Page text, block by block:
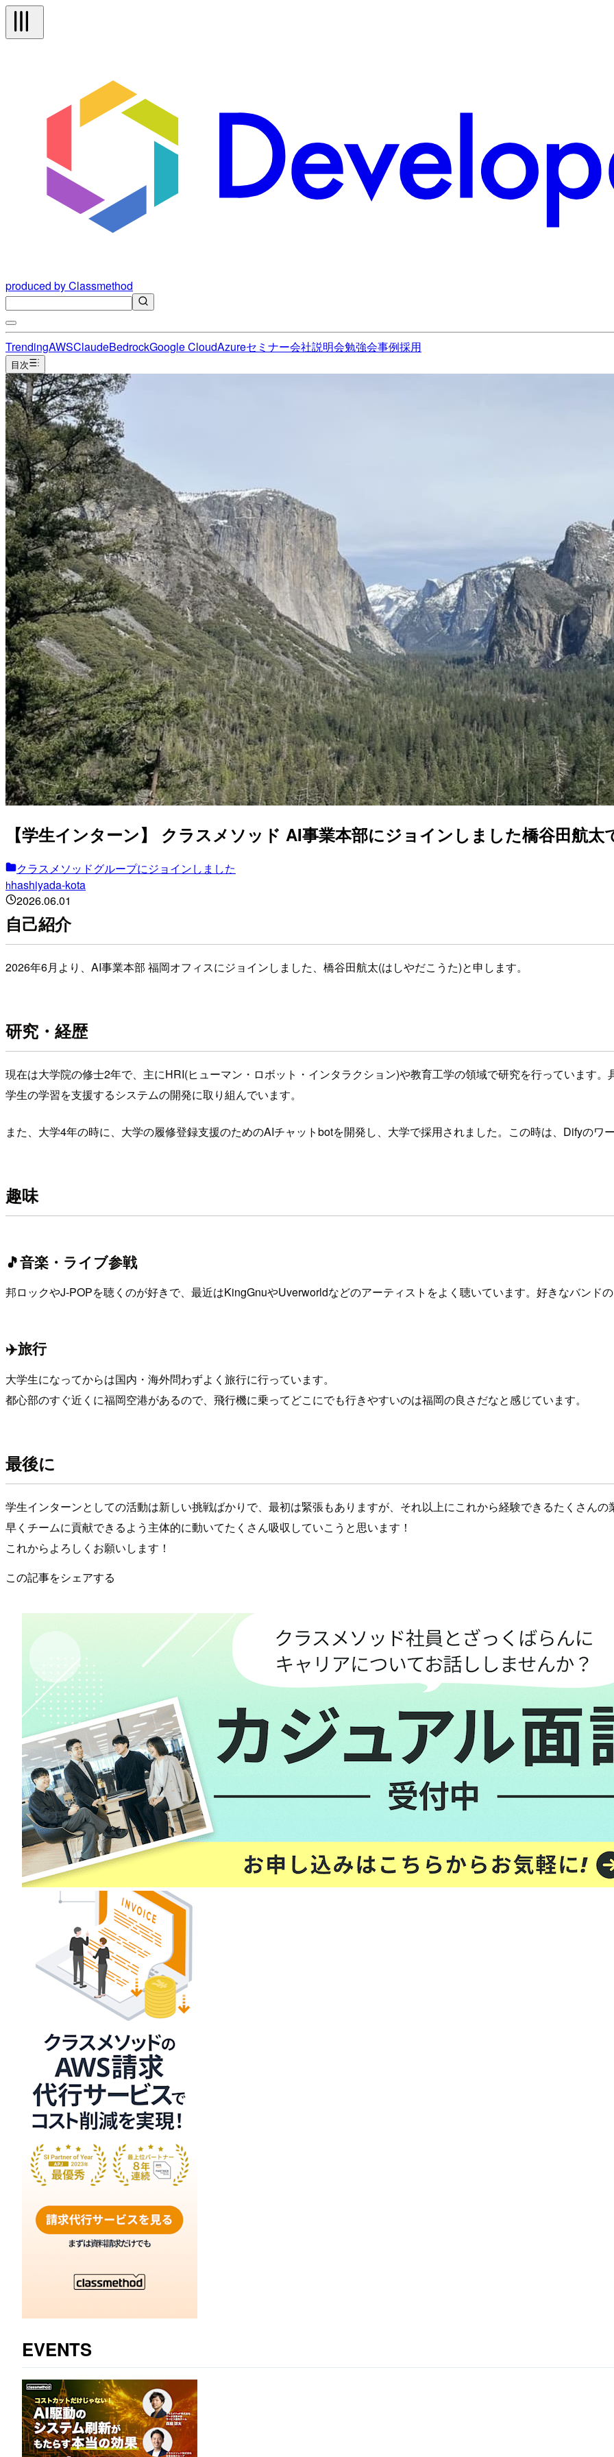
produced by Classmethod
TrendingAWSClaudeBedrockGoogle CloudAzureセミナー会社説明会勉強会事例採用
目次
【学生インターン】 クラスメソッド AI事業本部にジョインしました橋谷田航太
クラスメソッドグループにジョインしました
hhashiyada-kota
2026.06.01
自己紹介
2026年6月より、AI事業本部 福岡オフィスにジョインしました、橋谷田航太(はしやだこうた)と申します。
研究・経歴
現在は大学院の修士2年で、主にHRI(ヒューマン・ロボット・インタラクション)や教育工学の領域で研究を行っています
学生の学習を支援するシステムの開発に取り組んでいます。
また、大学4年の時に、大学の履修登録支援のためのAIチャットbotを開発し、大学で採用されました。この時は、Difyのワ
趣味
🎵音楽・ライブ参戦
邦ロックやJ-POPを聴くのが好きで、最近はKingGnuやUverworldなどのアーティストをよく聴いています。好きなバンド
✈️旅行
大学生になってからは国内・海外問わずよく旅行に行っています。
都心部のすぐ近くに福岡空港があるので、飛行機に乗ってどこにでも行きやすいのは福岡の良さだなと感じています。
最後に
学生インターンとしての活動は新しい挑戦ばかりで、最初は緊張もありますが、それ以上にこれから経験できるたくさん
早くチームに貢献できるよう主体的に動いてたくさん吸収していこうと思います！
これからよろしくお願いします！
この記事をシェアする
EVENTS